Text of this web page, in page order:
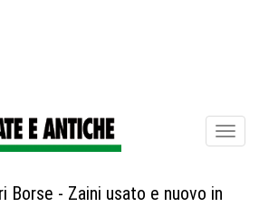
Borse - Zaini usato e nuovo in